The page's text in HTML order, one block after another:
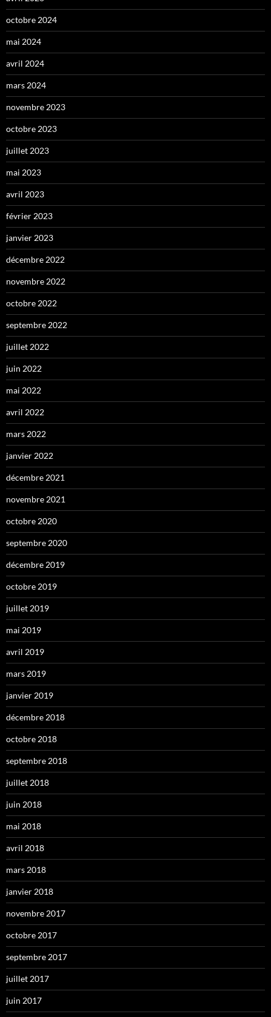
octobre 2024
mai 2024
avril 2024
mars 2024
novembre 2023
octobre 2023
juillet 2023
mai 2023
avril 2023
février 2023
janvier 2023
décembre 2022
novembre 2022
octobre 2022
septembre 2022
juillet 2022
juin 2022
mai 2022
avril 2022
mars 2022
janvier 2022
décembre 2021
novembre 2021
octobre 2020
septembre 2020
décembre 2019
octobre 2019
juillet 2019
mai 2019
avril 2019
mars 2019
janvier 2019
décembre 2018
octobre 2018
septembre 2018
juillet 2018
juin 2018
mai 2018
avril 2018
mars 2018
janvier 2018
novembre 2017
octobre 2017
septembre 2017
juillet 2017
juin 2017